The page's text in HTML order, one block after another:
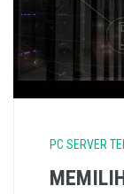
PC SERVER